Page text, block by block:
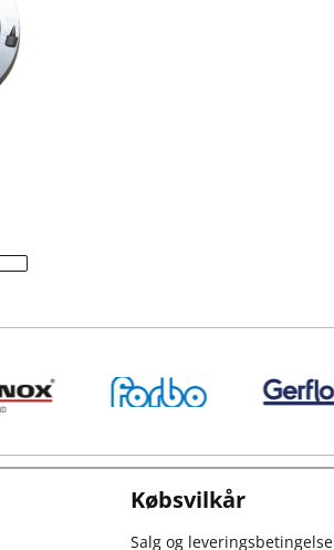
Købsvilkår
Salg og